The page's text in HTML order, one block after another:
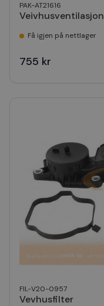
PAK-AT21616
Veivhusventilasjon
Få igjen på nettlager
755 kr
FIL-V20-0957
Vevhusfilter